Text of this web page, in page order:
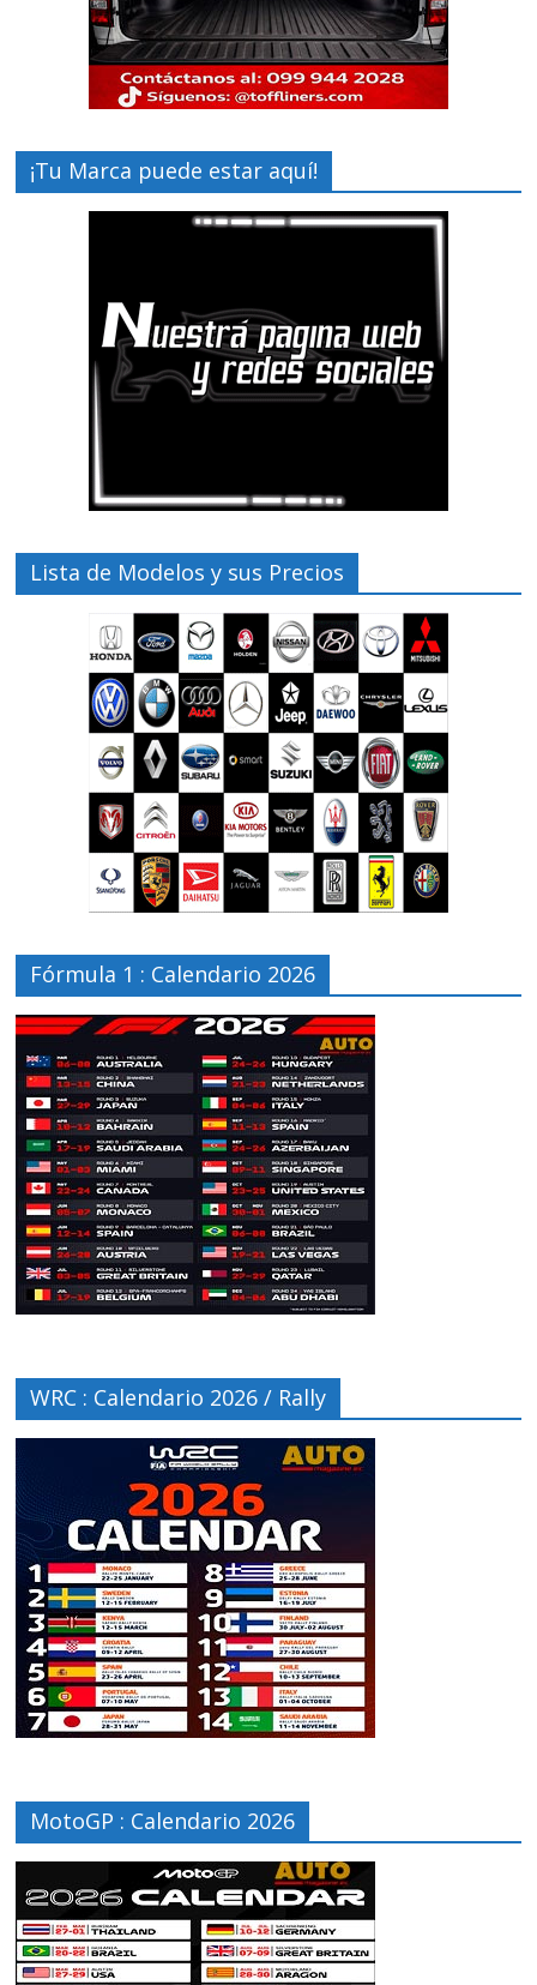
¡Tu Marca puede estar aquí!
Lista de Modelos y sus Precios
Fórmula 1 : Calendario 2026
WRC : Calendario 2026 / Rally
MotoGP : Calendario 2026